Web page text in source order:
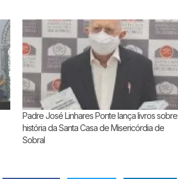
Padre José Linhares Ponte lança livros sobre
história da Santa Casa de Misericórdia de
Sobral